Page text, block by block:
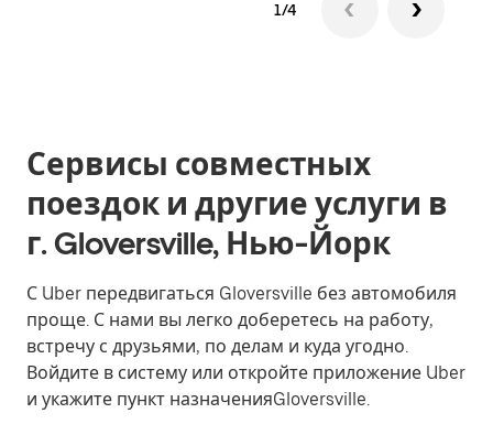
1/4
Сервисы совместных
поездок и другие услуги в
г. Gloversville, Нью-Йорк
С Uber передвигаться Gloversville без автомобиля
проще. С нами вы легко доберетесь на работу,
встречу с друзьями, по делам и куда угодно.
Войдите в систему или откройте приложение Uber
и укажите пункт назначенияGloversville.